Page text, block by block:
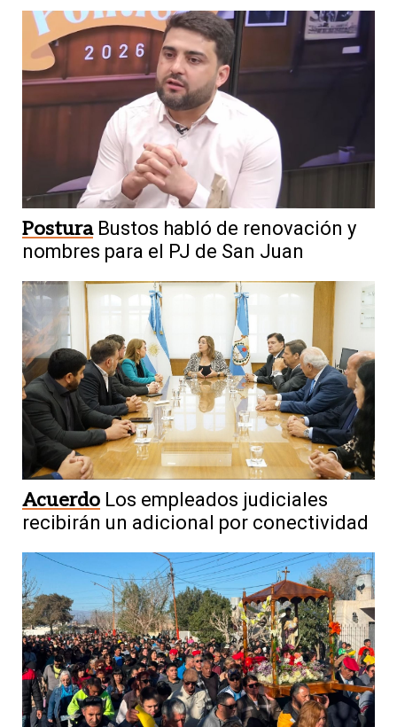
Postura Bustos habló de renovación y
nombres para el PJ de San Juan
Acuerdo Los empleados judiciales
recibirán un adicional por conectividad